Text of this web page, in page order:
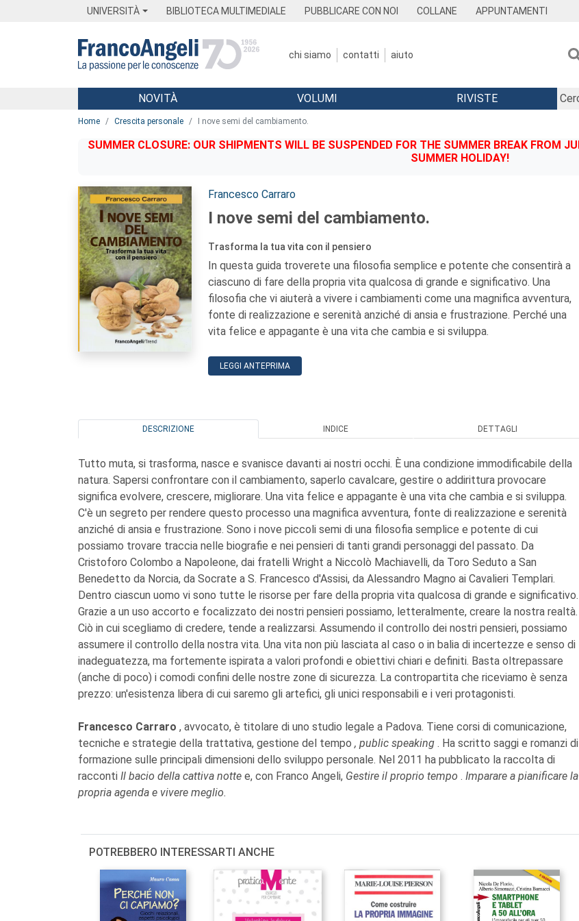
UNIVERSITÀ BIBLIOTECA MULTIMEDIALE PUBBLICARE CON NOI COLLANE APPUNTAMENTI
chi siamo contatti aiuto
Menu
NOVITÀ VOLUMI RIVISTE
Home Crescita personale I nove semi del cambiamento.
SUMMER CLOSURE: OUR SHIPMENTS WILL BE SUSPENDED FOR THE SUMMER BREAK FROM
SUMMER HOLIDAY!
Autori:
Francesco Carraro
I nove semi del cambiamento.
Trasforma la tua vita con il pensiero
In questa guida troverete una filosofia semplice e potente che consentirà a
ciascuno di fare della propria vita qualcosa di grande e significativo. Una
filosofia che vi aiuterà a vivere i cambiamenti come una magnifica avventura,
fonte di realizzazione e serenità anziché di ansia e frustrazione. Perché una
vita felice e appagante è una vita che cambia e si sviluppa.
LEGGI ANTEPRIMA
DESCRIZIONE INDICE DETTAGLI
Tutto muta, si trasforma, nasce e svanisce davanti ai nostri occhi. È una condizione immodificabile della
natura. Sapersi confrontare con il cambiamento, saperlo cavalcare, gestire o addirittura provocare
significa evolvere, crescere, migliorare. Una vita felice e appagante è una vita che cambia e si sviluppa.
C'è un segreto per rendere questo processo una magnifica avventura, fonte di realizzazione e serenità
anziché di ansia e frustrazione. Sono i nove piccoli semi di una filosofia semplice e potente di cui
possiamo trovare traccia nelle biografie e nei pensieri di tanti grandi personaggi del passato. Da
Cristoforo Colombo a Napoleone, dai fratelli Wright a Niccolò Machiavelli, da Toro Seduto a San
Benedetto da Norcia, da Socrate a S. Francesco d'Assisi, da Alessandro Magno ai Cavalieri Templari.
Dentro ciascun uomo vi sono tutte le risorse per fare della propria vita qualcosa di grande e significativo.
Grazie a un uso accorto e focalizzato dei nostri pensieri possiamo, letteralmente, creare la nostra realtà.
Ciò in cui scegliamo di credere, tende a realizzarsi. Assumendo il controllo dei nostri pensieri, possiamo
assumere il controllo della nostra vita. Una vita non più lasciata al caso o in balia di incertezze e senso di
inadeguatezza, ma fortemente ispirata a valori profondi e obiettivi chiari e definiti. Basta oltrepassare
(anche di poco) i comodi confini delle nostre zone di sicurezza. La contropartita che riceviamo è senza
prezzo: un'esistenza libera di cui saremo gli artefici, gli unici responsabili e i veri protagonisti.
Francesco Carraro , avvocato, è titolare di uno studio legale a Padova. Tiene corsi di comunicazione,
tecniche e strategie della trattativa, gestione del tempo , public speaking . Ha scritto saggi e romanzi di
formazione sulle principali dimensioni dello sviluppo personale. Nel 2011 ha pubblicato la raccolta di
racconti Il bacio della cattiva notte e, con Franco Angeli, Gestire il proprio tempo . Imparare a pianificare la
propria agenda e vivere meglio.
POTREBBERO INTERESSARTI ANCHE